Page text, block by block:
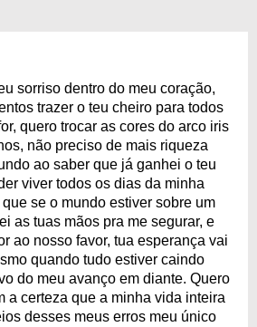
sorriso dentro do meu coração,
trazer o teu cheiro para todos
quero trocar as cores do arco iris
não preciso de mais riqueza
ao saber que já ganhei o teu
viver todos os dias da minha
se o mundo estiver sobre um
as tuas mãos pra me segurar, e
ao nosso favor, tua esperança vai
quando tudo estiver caindo
do meu avanço em diante. Quero
a certeza que a minha vida inteira
desses meus erros meu único